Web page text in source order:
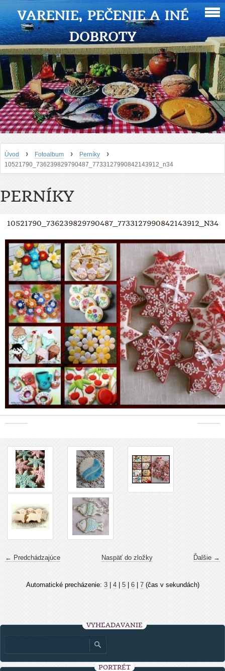
VARENIE, PEČENIE A INÉ
DOBROTY
Úvod › Fotoalbum › Perníky ›
10521790_736239829790487_7733127990842143912_n34
PERNÍKY
10521790_736239829790487_7733127990842143912_N34
← Predchádzajúce Ďalšie →
Naspäť do zložky
Automatické precházenie: 3| 4| 5| 6| 7(čas v sekundách)
VYHĽADÁVANIE
PORTRÉT